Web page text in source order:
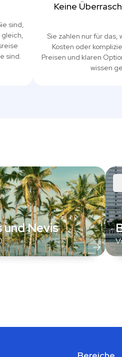
sind,
gleich,
sind.
Keine
Sie zahlen nur für das,
Kosten oder
Preisen und klaren
wissen
Nevis